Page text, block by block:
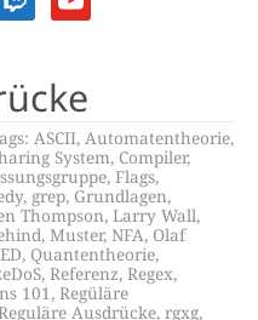
ASCII, Automatentheorie,
System, Compiler,
, Flags,
, grep, Grundlagen,
Thompson, Larry Wall,
, Muster, NFA, Olaf
, Quantentheorie,
, Referenz, Regex,
101 , Regüläre
Ausdrücke, rgxg,